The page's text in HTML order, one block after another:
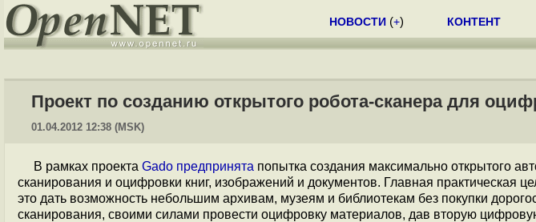
НОВОСТИ (+) КОНТЕНТ
Проект по созданию открытого робота-сканера для
01.04.2012 12:38 (MSK)
В рамках проекта Gado предпринята попытка создания максимально открытого
сканирования и оцифровки книг, изображений и документов. Главная практическая
это дать возможность небольшим архивам, музеям и библиотекам без покупки
сканирования, своими силами провести оцифровку материалов, дав вторую